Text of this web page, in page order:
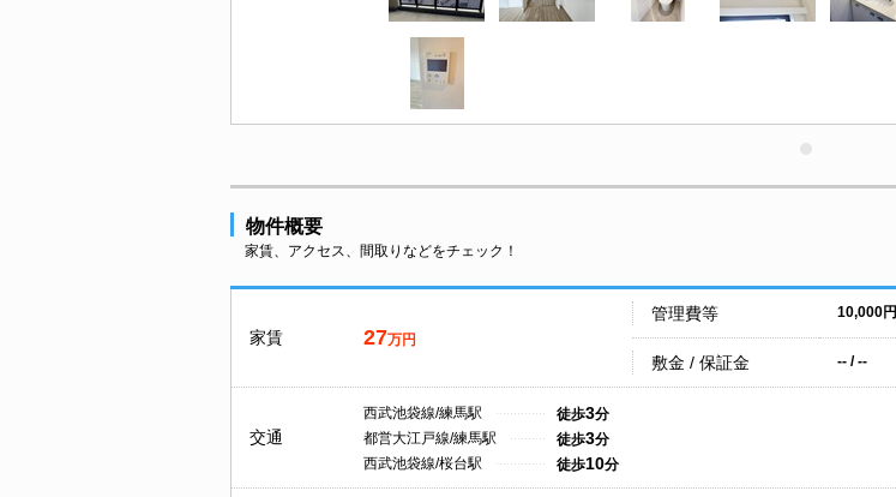
物件概要
家賃、アクセス、間取りなどをチェック！
家賃 27万円
管理費等 10,000円
敷金 / 保証金 -- / --
交通
西武池袋線/練馬駅 徒歩3分
都営大江戸線/練馬駅
徒歩3分
西武池袋線/桜台駅
徒歩10分